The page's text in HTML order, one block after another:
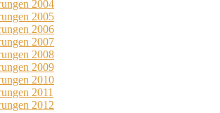
2004
2005
2006
2007
2008
2009
2010
2011
2012